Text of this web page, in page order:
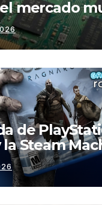
mercado
de
la Steam
#130